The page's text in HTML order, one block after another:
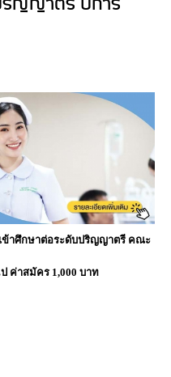
าศึกษาต่อระดับปริญญาตรี คณะ
ค่าสมัคร 1,000 บาท